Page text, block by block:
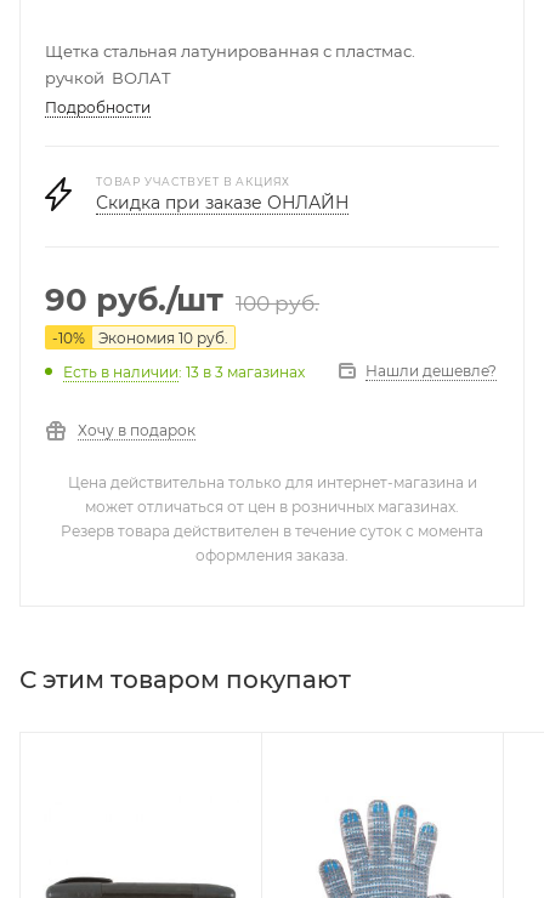
Щетка стальная латунированная с пластмас.
ручкой ВОЛАТ
Подробности
ТОВАР УЧАСТВУЕТ В АКЦИЯХ
Скидка при заказе ОНЛАЙН
90 руб./шт 100руб.
-10% Экономия 10 руб.
Есть в наличии: 13 в 3 магазинах Нашли дешевле?
Хочу в подарок
Цена действительна только для интернет-магазина и
может отличаться от цен в розничных магазинах.
Резерв товара действителен в течение суток с момента
оформления заказа.
С этим товаром покупают